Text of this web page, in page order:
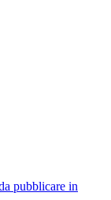
pubblicare in